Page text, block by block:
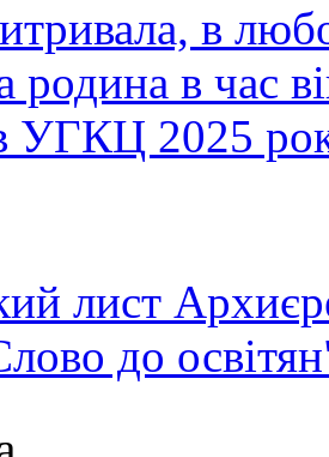
в
родина в час
УГКЦ 2025
лист
до